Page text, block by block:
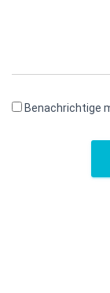
Benachrichtige